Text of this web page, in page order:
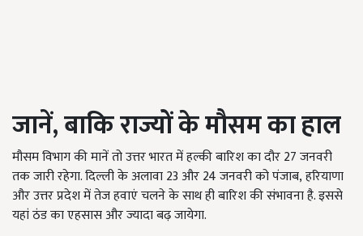
जानें, बाकि राज्यों के मौसम का हाल
मौसम विभाग की मानें तो उत्तर भारत में हल्की बारिश का दौर 27 जनवरी
तक जारी रहेगा. दिल्ली के अलावा 23 और 24 जनवरी को पंजाब,हरियाणा
और उत्तर प्रदेश में तेज हवाएं चलने के साथ ही बारिश की संभावना है. इससे
यहां ठंड का एहसास और ज्यादा बढ़ जायेगा.